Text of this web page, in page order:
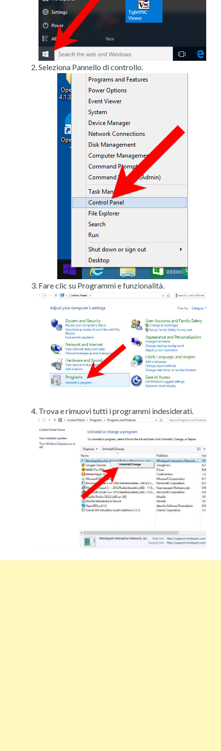
Seleziona Pannello di controllo.
Fare clic su Programmi e funzionalità.
Trova e rimuovi tutti i programmi indesiderati.